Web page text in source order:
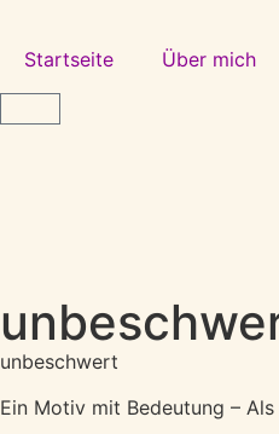
Startseite Über mich
unbeschwert
Ein Motiv mit Bedeutung –